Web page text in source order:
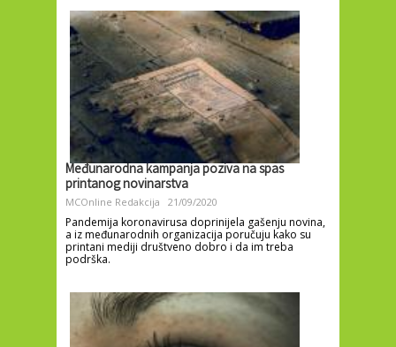
Međunarodna kampanja poziva na spas
printanog novinarstva
MCOnline Redakcija 21/09/2020
Pandemija koronavirusa doprinijela gašenju novina,
a iz međunarodnih organizacija poručuju kako su
printani mediji društveno dobro i da im treba
podrška.